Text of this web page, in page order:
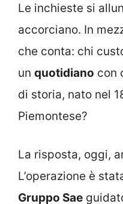
Le inchieste si
accorciano. In
che conta: chi
un quotidiano con
di storia, nato nel
Piemontese?
La risposta, oggi,
L’operazione è
Gruppo Sae